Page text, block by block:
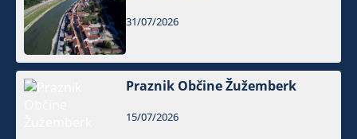
31/07/2026
Praznik Občine Žužemberk
15/07/2026